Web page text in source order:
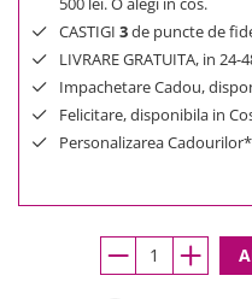
CASTIGI 3de puncte de
LIVRARE GRATUITA, in
Impachetare Cadou,
Felicitare, disponibila in
Personalizarea